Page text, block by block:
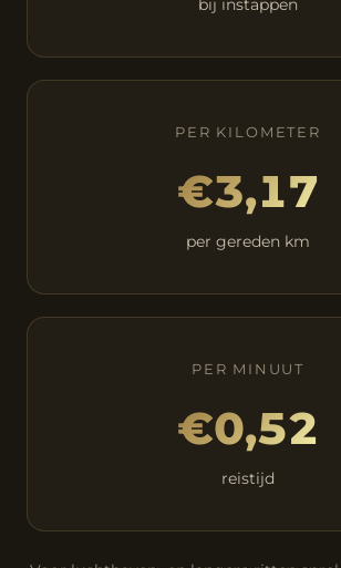
PER KILOMETER
€3,17
per gereden km
PER MINUUT
€0,52
reistijd